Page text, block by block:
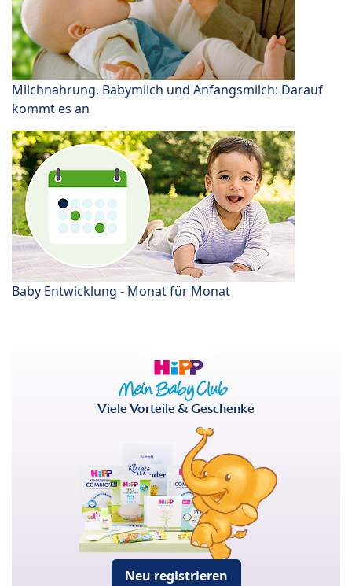
Milchnahrung, Babymilch und Anfangsmilch: Darauf
kommt es an
Baby Entwicklung - Monat für Monat
Viele Vorteile & Geschenke
Neu registrieren